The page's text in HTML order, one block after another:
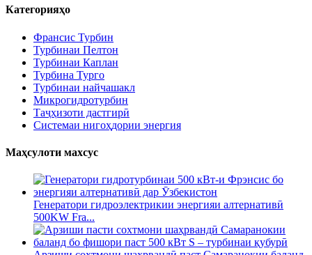
Категорияҳо
Франсис Турбин
Турбинаи Пелтон
Турбинаи Каплан
Турбина Турго
Турбинаи найчашакл
Микрогидротурбин
Таҷҳизоти дастгирӣ
Системаи нигоҳдории энергия
Маҳсулоти махсус
Генератори гидроэлектрикии энергияи алтернативӣ
500KW Fra...